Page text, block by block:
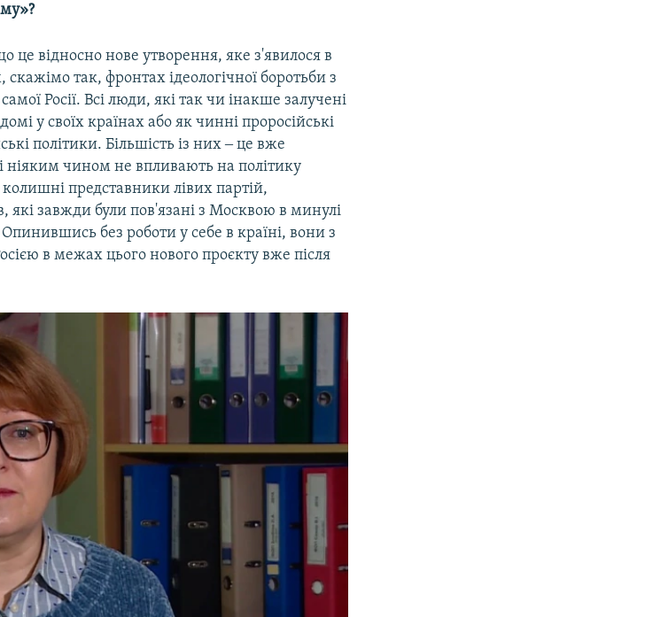
це відносно нове утворення, яке з'явилося в
так, фронтах ідеологічної боротьби з
Росії. Всі люди, які так чи інакше залучені
у своїх країнах або як чинні проросійські
політики. Більшість із них ‒ це вже
ніяким чином не впливають на політику
представники лівих партій,
які завжди були пов'язані з Москвою в минулі
без роботи у себе в країні, вони з
в межах цього нового проєкту вже після